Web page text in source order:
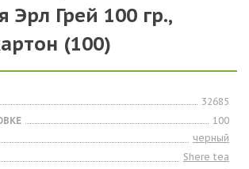
Эрл Грей 100 гр.,
(100)
32685
100
черный
Shere tea